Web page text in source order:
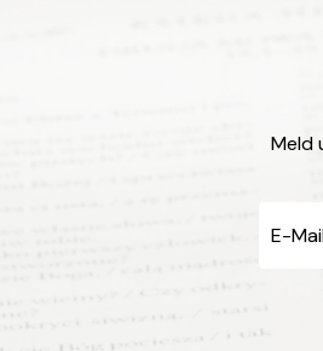
Meld